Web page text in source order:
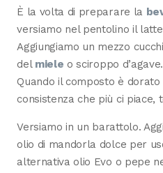
È la volta di preparare la
versiamo nel pentolino il
Aggiungiamo un mezzo
del miele o sciroppo
Quando il composto è
consistenza che più ci piace,
Versiamo in un barattolo.
olio di mandorla dolce per
alternativa olio Evo o pepe